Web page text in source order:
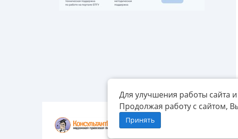
Для улучшения работы сайта
Продолжая работу с сайтом,
Принять